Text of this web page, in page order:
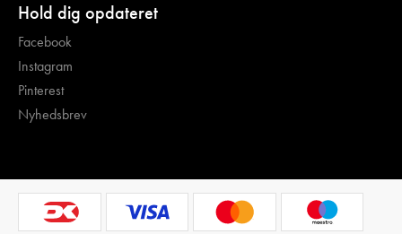
Hold dig opdateret
Facebook
Instagram
Pinterest
Nyhedsbrev